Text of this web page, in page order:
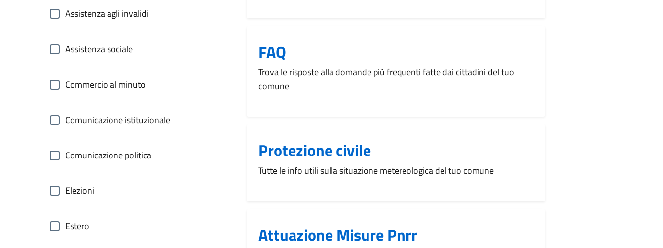
Assistenza agli invalidi
Assistenza sociale
Commercio al minuto
Comunicazione istituzionale
Comunicazione politica
Elezioni
Estero
FAQ
Trova le risposte alla domande più frequenti fatte dai cittadini del tuo
comune
Protezione civile
Tutte le info utili sulla situazione metereologica del tuo comune
Attuazione Misure Pnrr